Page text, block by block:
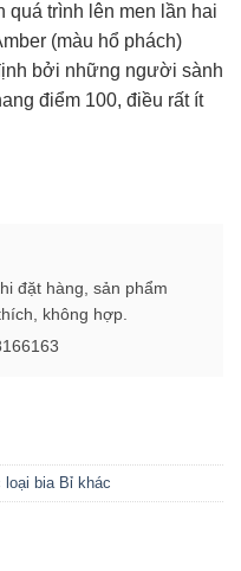
quá trình lên men lần hai
(màu hổ phách)
bởi những người sành
điểm 100, điều rất ít
đặt hàng, sản phẩm
không hợp.
loại bia Bỉ khác